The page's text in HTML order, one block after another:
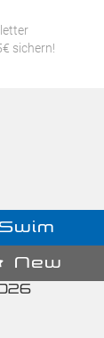
sichern!
New